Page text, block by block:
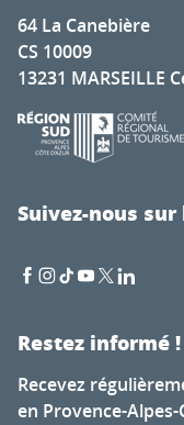
64 La Canebière
CS 10009
13231 MARSEILLE
Suivez-nous
Restez informé !
Recevez
en Provence-